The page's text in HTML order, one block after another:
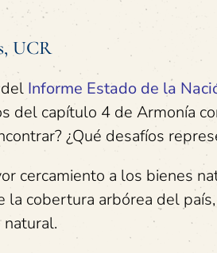
UCR
Informe Estado de la
del capítulo 4 de Armonía
¿Qué desafíos
cercamiento a los bienes
cobertura arbórea del